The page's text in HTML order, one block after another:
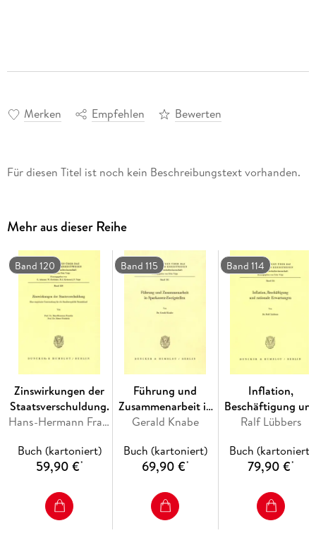
Merken Empfehlen Bewerten
Für diesen Titel ist noch kein Beschreibungstext vorhanden.
Mehr aus dieser Reihe
Band 120
Zinswirkungen der
Staatsverschuldung.
Hans-Hermann Francke, Dieter Friedrich
Buch (kartoniert)
59,90 €*
Band 115
Führung und
Zusammenarbeit in
Sparkassen-
Gerald Knabe
Buch (kartoniert)
69,90 €*
Band 114
Inflation,
Beschäftigung
rationale
Ralf Lübbers
Buch (kartoniert)
79,90 €*